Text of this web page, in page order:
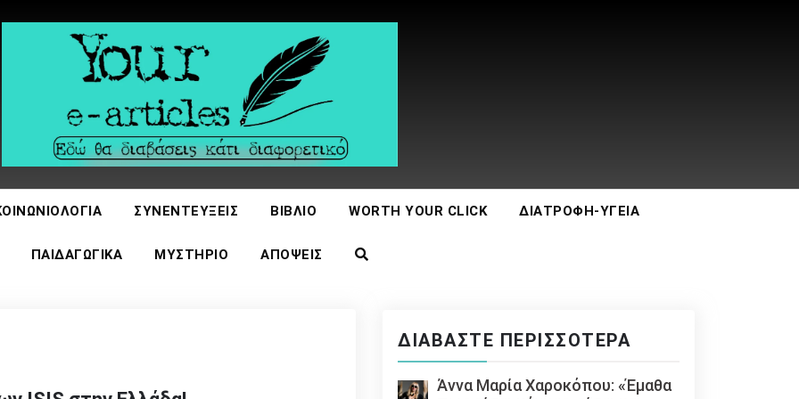
ΣΥΝΕΝΤΕΎΞΕΙΣ ΒΙΒΛΊΟ WORTH YOUR CLICK ΔΙΑΤΡΟΦΉ-ΥΓΕΊΑ
ΠΑΙΔΑΓΩΓΙΚΆ ΜΥΣΤΉΡΙΟ ΑΠΌΨΕΙΣ
ΔΙΑΒΆΣΤΕ ΠΕΡΙΣΣΌΤΕΡΑ
Άννα Μαρία Χαροκόπου: «Έμαθα